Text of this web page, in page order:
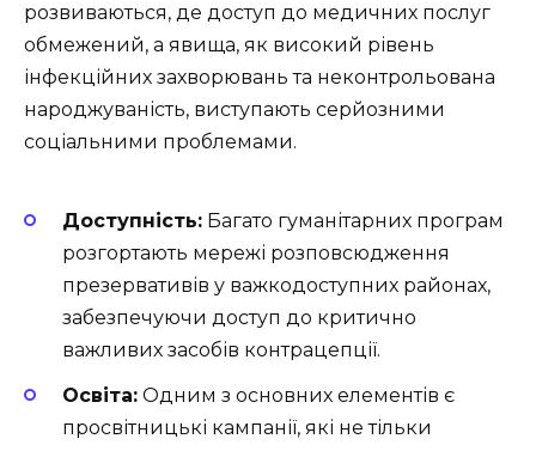
розвиваються, де доступ до медичних послуг
обмежений, а явища, як високий рівень
інфекційних захворювань та неконтрольована
народжуваність, виступають серйозними
соціальними проблемами.
Доступність: Багато гуманітарних програм
розгортають мережі розповсюдження
презервативів у важкодоступних районах,
забезпечуючи доступ до критично
важливих засобів контрацепції.
Освіта: Одним з основних елементів є
просвітницькі кампанії, які не тільки